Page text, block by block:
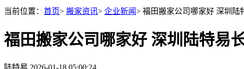
当前位置： 首页> 搬家资讯> 企业新闻> 福田搬家公司哪家好 深圳陆
福田搬家公司哪家好 深圳陆特易
陆特易 2026-01-18 05:00:24